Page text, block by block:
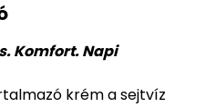
Komfort. Napi
krém a sejtvíz